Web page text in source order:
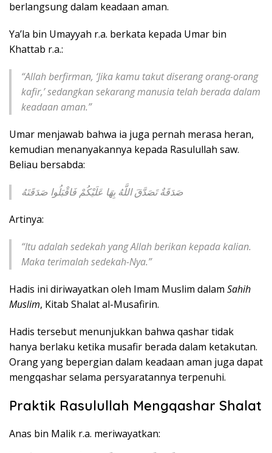
berlangsung dalam keadaan aman.
Ya’la bin Umayyah r.a. berkata kepada Umar bin
Khattab r.a.:
“Allah berfirman, ‘Jika kamu takut diserang orang-orang
kafir,’ sedangkan sekarang manusia telah berada dalam
keadaan aman.”
Umar menjawab bahwa ia juga pernah merasa heran,
kemudian menanyakannya kepada Rasulullah saw.
Beliau bersabda:
صَدَقَةٌ تَصَدَّقَ اللَّهُ بِهَا عَلَيْكُمْ فَاقْبَلُوا صَدَقَتَهُ
Artinya:
“Itu adalah sedekah yang Allah berikan kepada kalian.
Maka terimalah sedekah-Nya.”
Hadis ini diriwayatkan oleh Imam Muslim dalam Sahih
Muslim, Kitab Shalat al-Musafirin.
Hadis tersebut menunjukkan bahwa qashar tidak
hanya berlaku ketika musafir berada dalam ketakutan.
Orang yang bepergian dalam keadaan aman juga dapat
mengqashar selama persyaratannya terpenuhi.
Praktik Rasulullah Mengqashar Shalat
Anas bin Malik r.a. meriwayatkan: